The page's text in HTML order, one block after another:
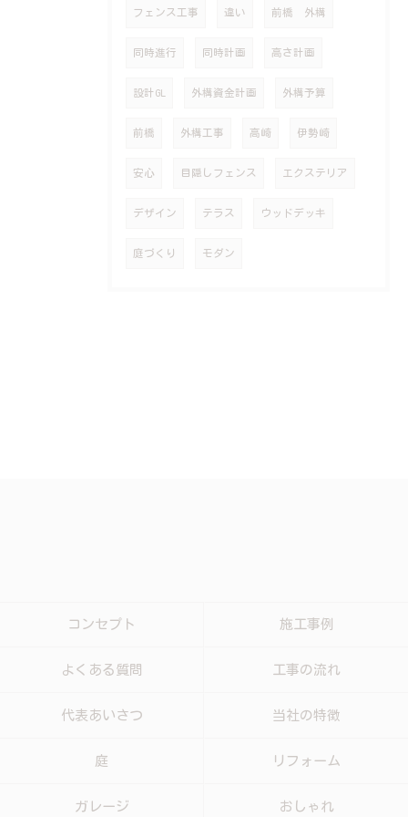
フェンス工事 違い 前橋 外構
同時進行 同時計画 高さ計画
設計GL 外構資金計画 外構予算
前橋 外構工事 高崎 伊勢崎
安心 目隠しフェンス エクステリア
デザイン テラス ウッドデッキ
庭づくり モダン
コンセプト 施工事例
よくある質問 工事の流れ
代表あいさつ 当社の特徴
庭 リフォーム
ガレージ おしゃれ